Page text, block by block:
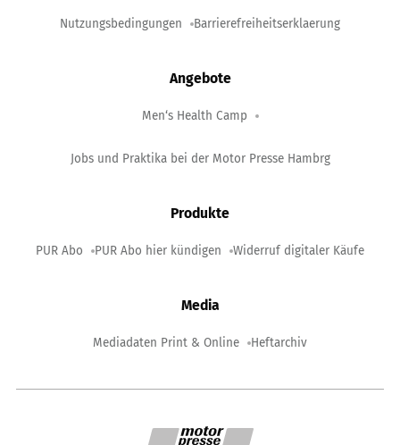
Nutzungsbedingungen Barrierefreiheitserklaerung
Angebote
Men‘s Health Camp
Jobs und Praktika bei der Motor Presse Hambrg
Produkte
PUR Abo PUR Abo hier kündigen Widerruf digitaler Käufe
Media
Mediadaten Print & Online Heftarchiv